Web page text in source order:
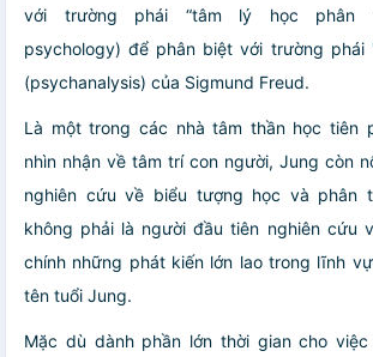
với trường phái “tâm lý học phân
psychology) để phân biệt với trường phái
(psychanalysis) của Sigmund Freud.
Là một trong các nhà tâm thần học tiên
nhìn nhận về tâm trí con người, Jung còn
nghiên cứu về biểu tượng học và phân
không phải là người đầu tiên nghiên cứu
chính những phát kiến lớn lao trong lĩnh
tên tuổi Jung.
Mặc dù dành phần lớn thời gian cho